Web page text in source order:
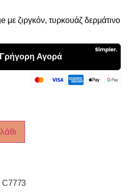
με ζιργκόν, τυρκουάζ δερμάτινο
C7773